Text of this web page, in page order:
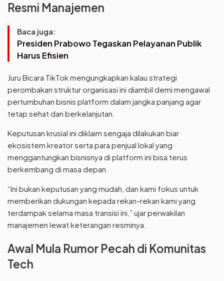
Resmi Manajemen
Baca juga:
Presiden Prabowo Tegaskan Pelayanan Publik
Harus Efisien
Juru Bicara TikTok mengungkapkan kalau strategi
perombakan struktur organisasi ini diambil demi mengawal
pertumbuhan bisnis platform dalam jangka panjang agar
tetap sehat dan berkelanjutan.
Keputusan krusial ini diklaim sengaja dilakukan biar
ekosistem kreator serta para penjual lokal yang
menggantungkan bisnisnya di platform ini bisa terus
berkembang di masa depan.
“Ini bukan keputusan yang mudah, dan kami fokus untuk
memberikan dukungan kepada rekan-rekan kami yang
terdampak selama masa transisi ini,” ujar perwakilan
manajemen lewat keterangan resminya.
Awal Mula Rumor Pecah di Komunitas
Tech